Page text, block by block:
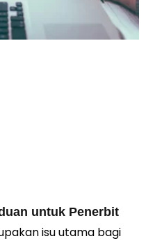
untuk Penerbit
isu utama bagi